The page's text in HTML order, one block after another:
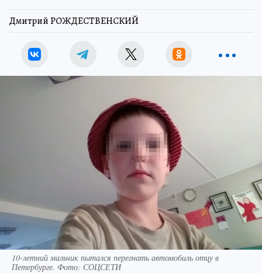
Дмитрий РОЖДЕСТВЕНСКИЙ
10-летний мальчик пытался перегнать автомобиль отцу в
Петербурге. Фото: СОЦСЕТИ